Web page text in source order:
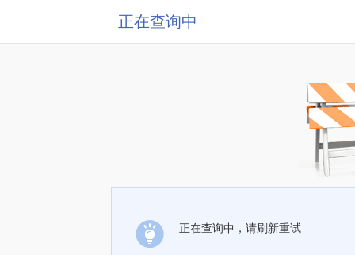
正在查询中
正在查询中，请刷新重试